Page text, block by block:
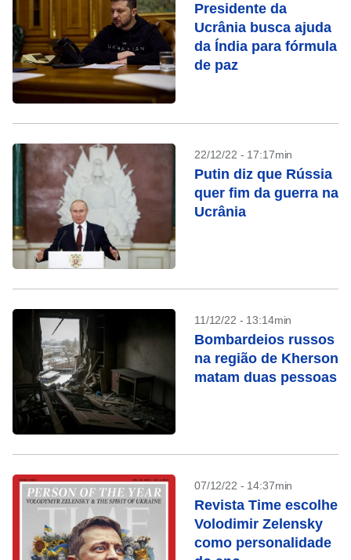
Presidente da
Ucrânia busca ajuda
da Índia para fórmula
de paz
22/12/22 - 17:17min
Putin diz que Rússia
quer fim da guerra na
Ucrânia
11/12/22 - 13:14min
Bombardeios russos
na região de Kherson
matam duas pessoas
07/12/22 - 14:37min
Revista Time escolhe
Volodimir Zelensky
como personalidade